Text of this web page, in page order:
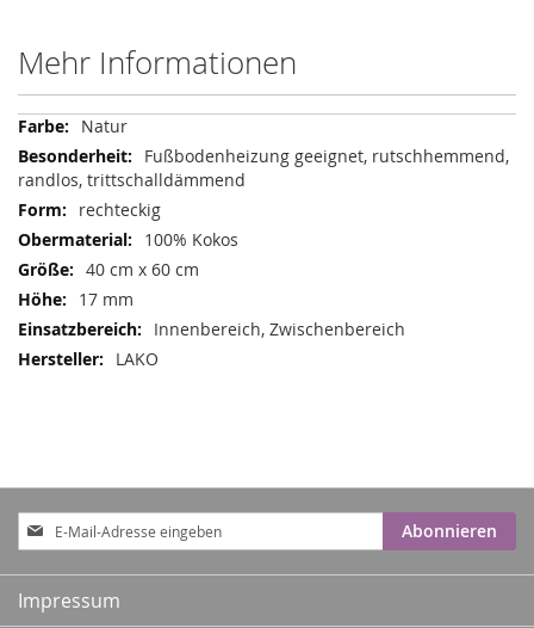
Mehr Informationen
Mehr
Informationen
Natur
Fußbodenheizung geeignet, rutschhemmend,
randlos, trittschalldämmend
rechteckig
100% Kokos
40 cm x 60 cm
17 mm
Innenbereich, Zwischenbereich
LAKO
Anmeldung
zum
Newsletter:
Abonnieren
Impressum